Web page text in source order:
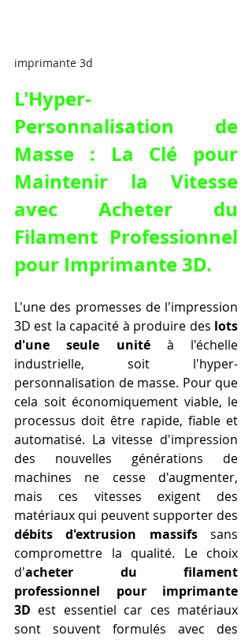
imprimante 3d
L'Hyper-
Personnalisation de
Masse : La Clé pour
Maintenir la Vitesse
avec Acheter du
Filament Professionnel
pour Imprimante 3D.
L'une des promesses de l'impression
3D est la capacité à produire des lots
d'une seule unité à l'échelle
industrielle, soit l'hyper-
personnalisation de masse. Pour que
cela soit économiquement viable, le
processus doit être rapide, fiable et
automatisé. La vitesse d'impression
des nouvelles générations de
machines ne cesse d'augmenter,
mais ces vitesses exigent des
débits d'extrusion massifs sans
compromettre la qualité. Le choix
d'acheter du filament
professionnel pour imprimante
3D est essentiel car ces matériaux